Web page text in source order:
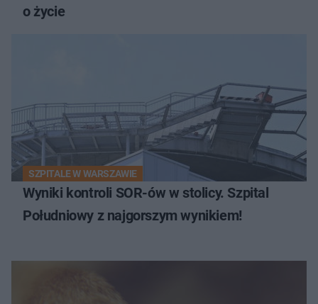
o życie
SZPITALE W WARSZAWIE
Wyniki kontroli SOR-ów w stolicy. Szpital
Południowy z najgorszym wynikiem!